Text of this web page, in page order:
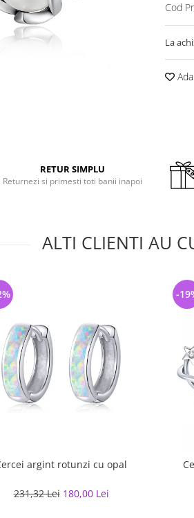
Cod
La
RETUR SIMPLU
Returnezi si primesti toti banii inapoi
ALTI CLIENTI AU
argint rotunzi cu opal
231,32 Lei 180,00 Lei
-